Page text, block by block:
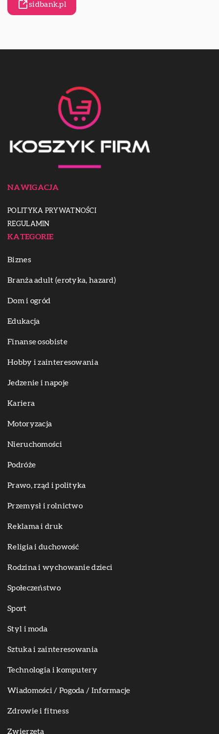
sidbank.pl
NAWIGACJA
POLITYKA PRYWATNOŚCI
REGULAMIN
KATEGORIE
Biznes
Branża adult (erotyka, hazard)
Dom i ogród
Edukacja
Finanse osobiste
Hobby i zainteresowania
Jedzenie i napoje
Kariera
Motoryzacja
Nieruchomości
Podróże
Prawo, rząd i polityka
Przemysł i rolnictwo
Reklama i druk
Religia i duchowość
Rodzina i wychowanie dzieci
Społeczeństwo
Sport
Styl i moda
Sztuka i zainteresowania
Technologia i komputery
Wiadomości / Pogoda / Informacje
Zdrowie i fitness
Zwierzęta